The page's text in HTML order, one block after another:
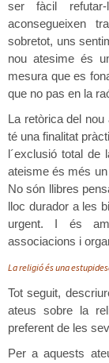
ser fàcil
aconsegueixen
sobretot, uns
nou atesime és
mesura que es
que no pas en la
La retòrica del
té una finalitat
l´exclusió total de
ateisme és més
No són llibres
lloc durador a les
urgent. I és
associacions i
La religió és una
Tot seguit,
ateus sobre la
preferent de les
Per a aquests